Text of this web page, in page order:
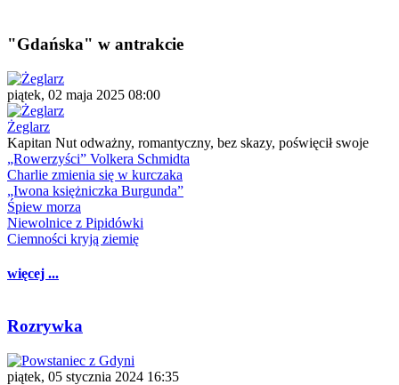
"Gdańska" w antrakcie
piątek, 02 maja 2025 08:00
Żeglarz
Kapitan Nut odważny, romantyczny, bez skazy, poświęcił swoje
„Rowerzyści” Volkera Schmidta
Charlie zmienia się w kurczaka
„Iwona księżniczka Burgunda”
Śpiew morza
Niewolnice z Pipidówki
Ciemności kryją ziemię
więcej ...
Rozrywka
piątek, 05 stycznia 2024 16:35